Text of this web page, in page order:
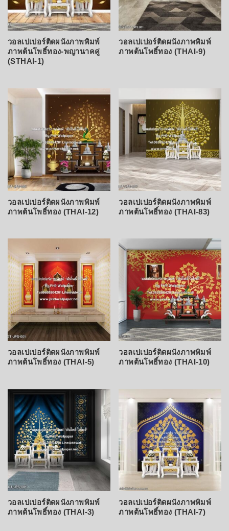
วอลเปเปอร์ติดผนังภาพพิมพ์
ภาพต้นโพธิ์ทอง-พญานาคคู่
(STHAI-1)
วอลเปเปอร์ติดผนังภาพพิมพ์
ภาพต้นโพธิ์ทอง (THAI-9)
วอลเปเปอร์ติดผนังภาพพิมพ์
ภาพต้นโพธิ์ทอง (THAI-12)
วอลเปเปอร์ติดผนังภาพพิมพ์
ภาพต้นโพธิ์ทอง (THAI-83)
วอลเปเปอร์ติดผนังภาพพิมพ์
ภาพต้นโพธิ์ทอง (THAI-5)
วอลเปเปอร์ติดผนังภาพพิมพ์
ภาพต้นโพธิ์ทอง (THAI-10)
วอลเปเปอร์ติดผนังภาพพิมพ์
ภาพต้นโพธิ์ทอง (THAI-3)
วอลเปเปอร์ติดผนังภาพพิมพ์
ภาพต้นโพธิ์ทอง (THAI-7)